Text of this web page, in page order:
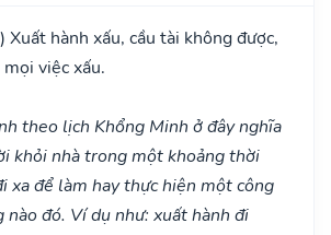
Xuất hành xấu, cầu tài không được,
việc xấu.
theo lịch Khổng Minh ở đây nghĩa
khỏi nhà trong một khoảng thời
xa để làm hay thực hiện một công
nào đó. Ví dụ như: xuất hành đi